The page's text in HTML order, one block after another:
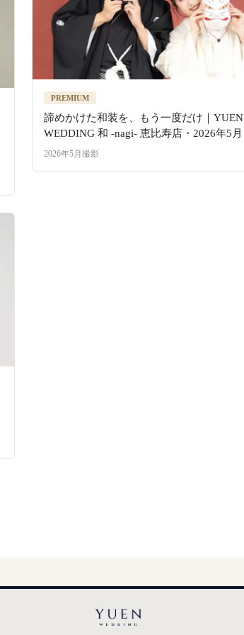
PREMIUM
諦めかけた和装を、もう一度だけ｜YUEN
WEDDING 和 -nagi- 恵比寿店・2026年5月
2026年5月撮影